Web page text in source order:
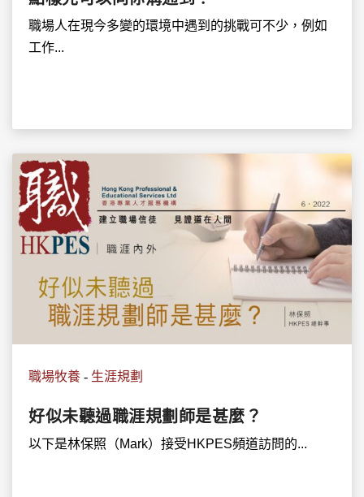
職場人在現今多變的環境中遇到的挑戰可不少，例如
工作...
職場牧養 - 生涯規劃
好似未聽過職涯規劃師是甚麼？
以下是林保照（Mark）接受HKPES頻道訪問的...